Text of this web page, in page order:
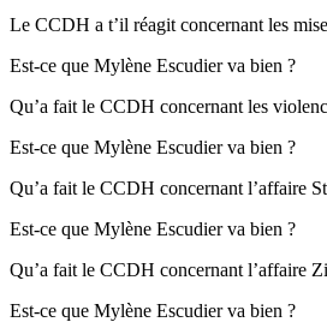
Le CCDH a t’il réagit concernant les
Est-ce que Mylène Escudier va bien ?
Qu’a fait le CCDH concernant les
Est-ce que Mylène Escudier va bien ?
Qu’a fait le CCDH concernant l’affaire
Est-ce que Mylène Escudier va bien ?
Qu’a fait le CCDH concernant l’affaire
Est-ce que Mylène Escudier va bien ?